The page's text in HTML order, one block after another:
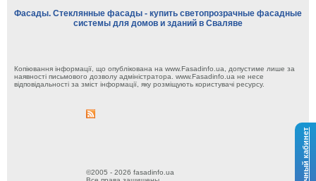
Личный кабинет
Фасады. Стеклянные фасады - купить светопрозрачные фасадные
системы для домов и зданий в Сваляве
Копіювання інформації, що опублікована на www.Fasadinfo.ua, допустиме лише за
наявності письмового дозволу адміністратора. www.Fasadinfo.ua не несе
відповідальності за зміст інформації, яку розміщують користувачі ресурсу.
©2005 - 2026 fasadinfo.ua